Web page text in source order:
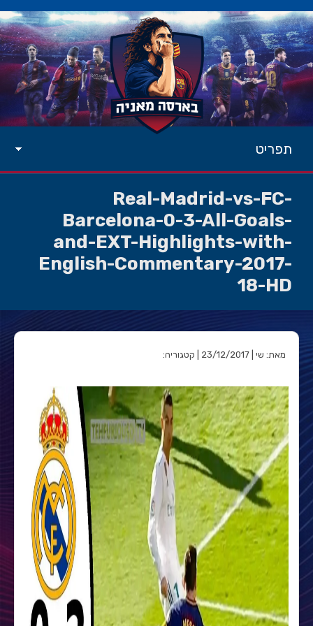
תפריט
Real-Madrid-vs-FC-
Barcelona-0-3-All-Goals-
and-EXT-Highlights-with-
English-Commentary-2017-
18-HD
מאת: שי | 23/12/2017 | קטגוריה: